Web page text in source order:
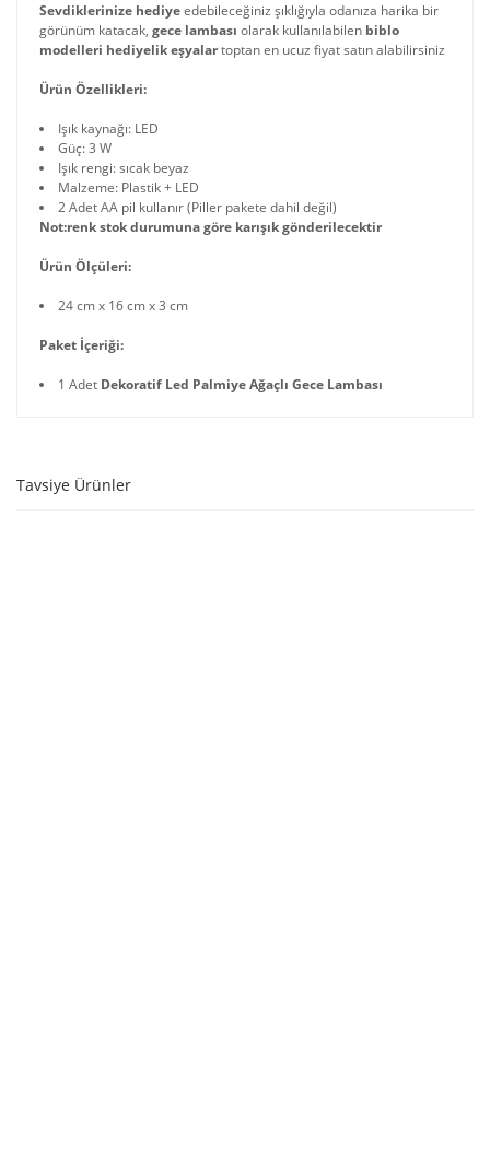
Sevdiklerinize hediyeedebileceğiniz şıklığıyla odanıza harika bir
görünüm katacak, gece lambası olarak kullanılabilen biblo
modelleri hediyelik eşyalartoptan en ucuz fiyat satın alabilirsiniz
Ürün Özellikleri:
Işık kaynağı: LED
Güç: 3 W
Işık rengi: sıcak beyaz
Malzeme: Plastik + LED
2 Adet AA pil kullanır (Piller pakete dahil değil)
Not:renk stok durumuna göre karışık gönderilecektir
Ürün Ölçüleri:
24 cm x 16 cm x 3 cm
Paket İçeriği:
1 Adet Dekoratif Led Palmiye Ağaçlı Gece Lambası
Tavsiye Ürünler